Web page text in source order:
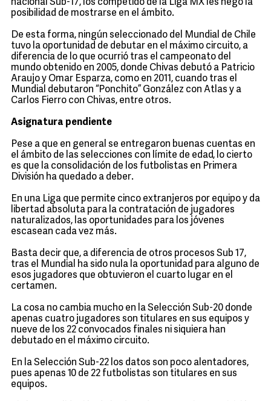
nacional Sub-17, los competido de la Liga MX les negó la
posibilidad de mostrarse en el ámbito.
De esta forma, ningún seleccionado del Mundial de Chile
tuvo la oportunidad de debutar en el máximo circuito, a
diferencia de lo que ocurrió tras el campeonato del
mundo obtenido en 2005, donde Chivas debutó a Patricio
Araujo y Omar Esparza, como en 2011, cuando tras el
Mundial debutaron “Ponchito” González con Atlas y a
Carlos Fierro con Chivas, entre otros.
Asignatura pendiente
Pese a que en general se entregaron buenas cuentas en
el ámbito de las selecciones con límite de edad, lo cierto
es que la consolidación de los futbolistas en Primera
División ha quedado a deber.
En una Liga que permite cinco extranjeros por equipo y da
libertad absoluta para la contratación de jugadores
naturalizados, las oportunidades para los jóvenes
escasean cada vez más.
Basta decir que, a diferencia de otros procesos Sub 17,
tras el Mundial ha sido nula la oportunidad para alguno de
esos jugadores que obtuvieron el cuarto lugar en el
certamen.
La cosa no cambia mucho en la Selección Sub-20 donde
apenas cuatro jugadores son titulares en sus equipos y
nueve de los 22 convocados finales ni siquiera han
debutado en el máximo circuito.
En la Selección Sub-22 los datos son poco alentadores,
pues apenas 10 de 22 futbolistas son titulares en sus
equipos.